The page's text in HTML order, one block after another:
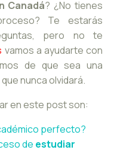
Canadá? ¿No tienes
Te estarás
pero no te
vamos a ayudarte con
de que sea una
nunca olvidará.
en este post son:
perfecto?
de estudiar